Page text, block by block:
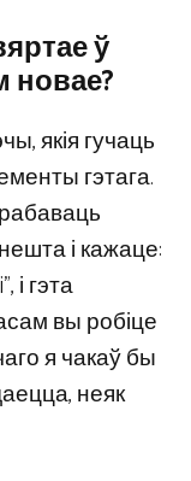
ў
новае?
якія гучаць
гэтага.
і кажаце:
і гэта
вы робіце
я чакаў бы
неяк